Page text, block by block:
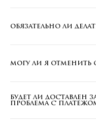
ОБЯЗАТЕЛЬНО ЛИ
МОГУ ЛИ Я ОТМЕНИТЬ
БУДЕТ ЛИ ДОСТАВЛЕН
ПРОБЛЕМА С